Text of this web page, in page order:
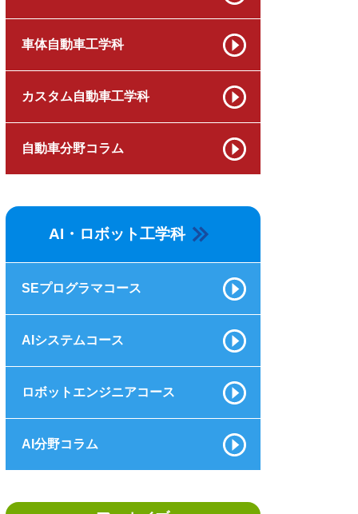
車体自動車工学科
カスタム自動車工学科
自動車分野コラム
AI・ロボット工学科
SEプログラマコース
AIシステムコース
ロボットエンジニアコース
AI分野コラム